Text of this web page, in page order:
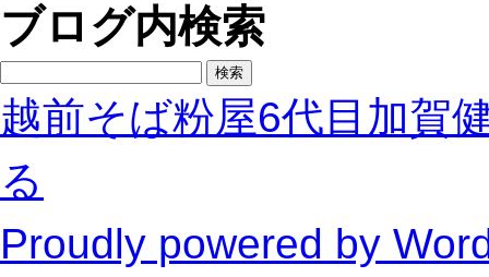
ブログ内検索
索:
越前そば粉屋6代目加賀
る
Proudly powered by